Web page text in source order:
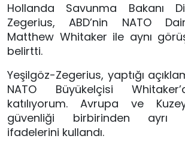
Hollanda Savunma Bakanı
Zegerius, ABD’nin NATO
Matthew Whitaker ile aynı
belirtti.
Yeşilgöz-Zegerius, yaptığı
NATO Büyükelçisi
katılıyorum. Avrupa ve
güvenliği birbirinden ayrı
ifadelerini kullandı.